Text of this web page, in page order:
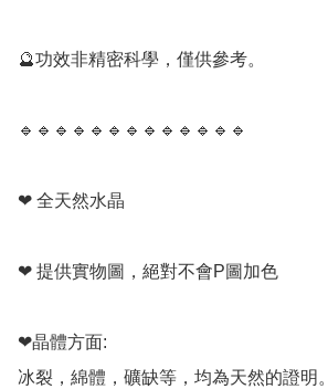
🔮功效非精密科學，僅供參考。
🔹️🔹️🔹️🔹️🔹️🔹️🔹️🔹️🔹️🔹️🔹️🔹️🔹️
❤ 全天然水晶
❤ 提供實物圖，絕對不會P圖加色
❤晶體方面:
冰裂，綿體，礦缺等，均為天然的證明。